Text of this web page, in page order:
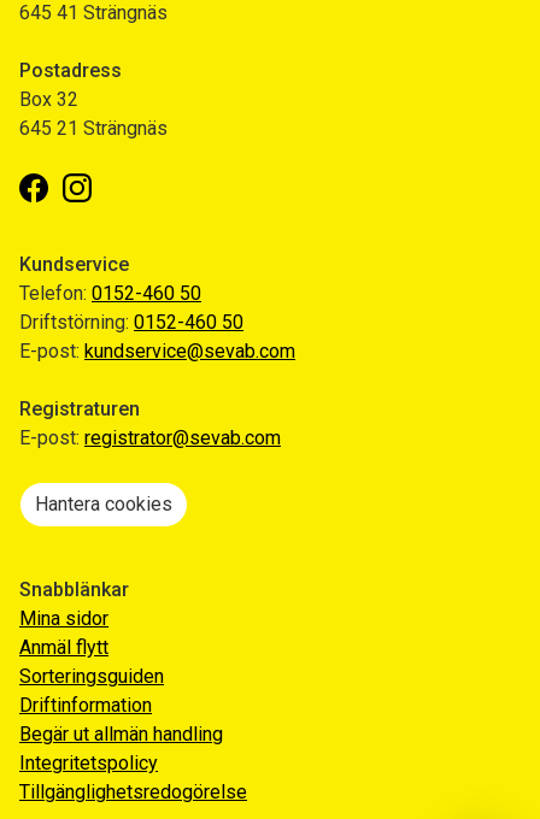
645 41 Strängnäs
Postadress
Box 32
645 21 Strängnäs
FacebookInstagram
Kundservice
Telefon: 0152-460 50
Driftstörning: 0152-460 50
E-post: kundservice@sevab.com
Registraturen
E-post: registrator@sevab.com
Hantera cookies
Snabblänkar
Mina sidor
Anmäl flytt
Sorteringsguiden
Driftinformation
Begär ut allmän handling
Integritetspolicy
Tillgänglighetsredogörelse